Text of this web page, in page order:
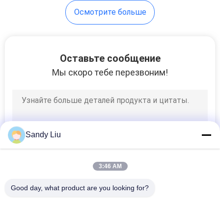
Машина топления
Машина паять
индукции
Осмотрите больше
Оставьте сообщение
Мы скоро тебе перезвоним!
Sandy Liu
3:46 AM
Good day, what product are you looking for?